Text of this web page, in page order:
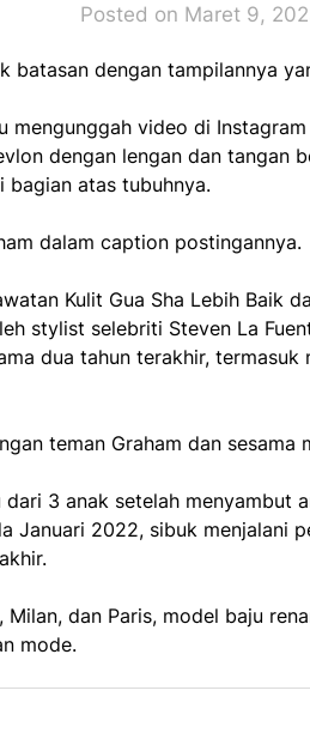
Posted on Maret 9,
batasan dengan tampilannya
mengunggah video di
dengan lengan dan tangan
bagian atas tubuhnya.
dalam caption postingannya.
Kulit Gua Sha Lebih Baik
stylist selebriti Steven La
dua tahun terakhir,
teman Graham dan sesama
dari 3 anak setelah menyambut
Januari 2022, sibuk menjalani
Milan, dan Paris, model baju
mode.